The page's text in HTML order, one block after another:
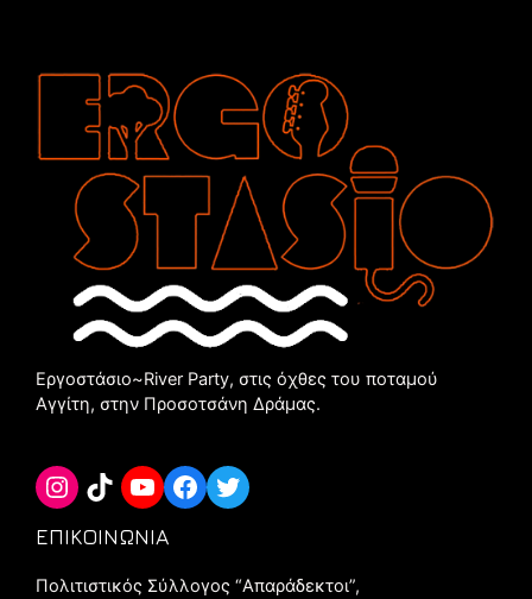
Party!
Εργοστάσιο~River Party, στις όχθες του ποταμού
Αγγίτη, στην Προσοτσάνη Δράμας.
Instagram
TikTokYouTube
Facebook
Twitter
ΕΠΙΚΟΙΝΩΝΙΑ
Πολιτιστικός Σύλλογος “Aπαράδεκτοι”,